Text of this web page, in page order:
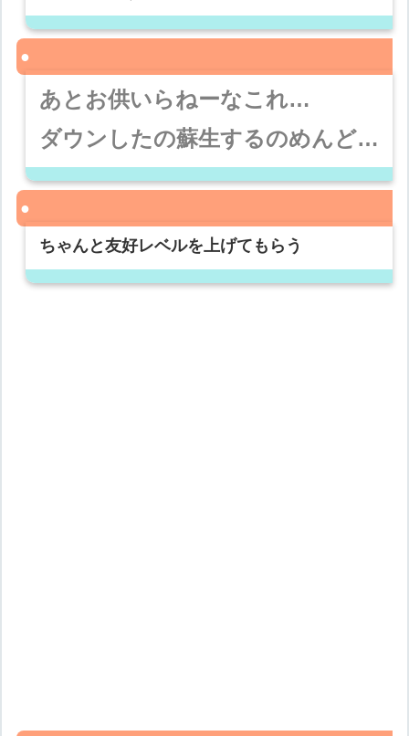
あとお供いらねーなこれ…
ダウンしたの蘇生するのめんど…
ちゃんと友好レベルを上げてもらう